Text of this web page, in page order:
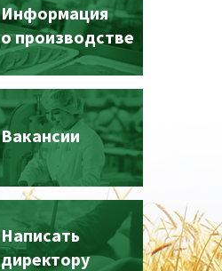
Информация
о производстве
Вакансии
Написать
директору